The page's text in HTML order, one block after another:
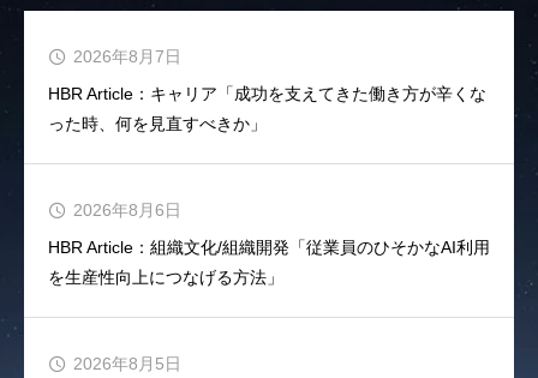
HBR Article：キャリア「成功を支えてきた働き方が辛くな
った時、何を見直すべきか」
2026年8月7日
HBR Article：組織文化/組織開発「従業員のひそかなAI利用
を生産性向上につなげる方法」
2026年8月6日
2026年8月5日